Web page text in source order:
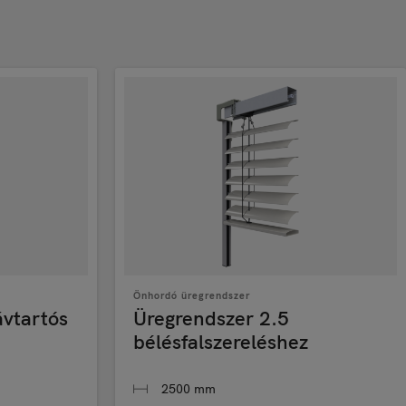
Önhordó üregrendszer
Üregrendszer 2.5
bélésfalszereléshez
2500 mm